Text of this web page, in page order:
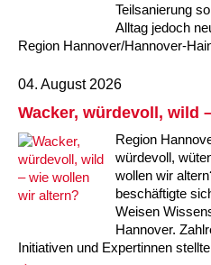
Teilsanierung
Alltag jedoch
Region Hannover/Hannover-
04. August 2026
Wacker, würdevoll, wild
Region
würdevoll,
wollen wir
beschäftigte
Weisen
Hannover.
Initiativen und Expertinnen